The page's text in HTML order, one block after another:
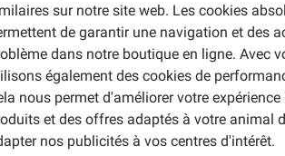
sur notre site web. Les cookies
de garantir une navigation et des
dans notre boutique en ligne. Avec
également des cookies de
nous permet d'améliorer votre
et des offres adaptés à votre animal
nos publicités à vos centres d'intérêt.
heptahydraté) 32 mg, Mn (sulfate de
mg, I (iodure de potassium) 0,15 mg,
vit. B6 11 mg, vit. B2 6,6 mg, vit. B9 2
un coup d'œil à notre page sur les